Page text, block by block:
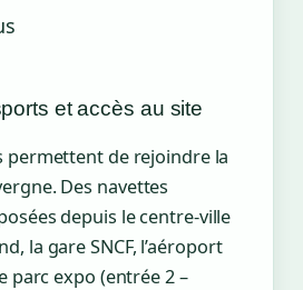
et accès au site
permettent de rejoindre la
Des navettes
depuis le centre-ville
la gare SNCF, l’aéroport
parc expo (entrée 2 –